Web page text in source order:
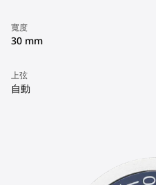
寬度
30 mm
上弦
自動